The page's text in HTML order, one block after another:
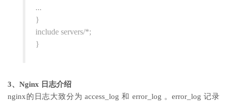
...
}
include servers/*;
}
3、Nginx 日志介绍
nginx的日志大致分为 access_log 和 error_log 。error_log 记录